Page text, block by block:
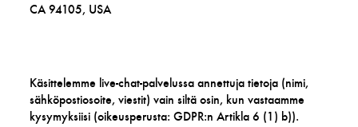
CA 94105, USA
Käsittelemme live-chat-palvelussa annettuja tietoja (nimi,
sähköpostiosoite, viestit) vain siltä osin, kun vastaamme
kysymyksiisi (oikeusperusta: GDPR:n Artikla 6 (1) b)).